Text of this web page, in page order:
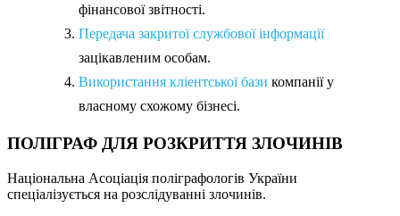
фінансової звітності.
Передача закритої службової інформації
зацікавленим особам.
Використання кліентської бази компанії у
власному схожому бізнесі.
ПОЛІГРАФ ДЛЯ РОЗКРИТТЯ ЗЛОЧИНІВ
Національна Асоціація поліграфологів України
спеціалізується на розслідуванні злочинів.